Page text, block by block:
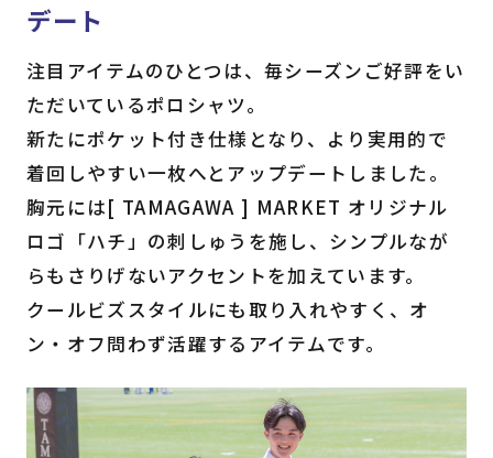
デート
注目アイテムのひとつは、毎シーズンご好評をい
ただいているポロシャツ。
新たにポケット付き仕様となり、より実用的で
着回しやすい一枚へとアップデートしました。
胸元には[ TAMAGAWA ] MARKET オリジナル
ロゴ「ハチ」の刺しゅうを施し、シンプルなが
らもさりげないアクセントを加えています。
クールビズスタイルにも取り入れやすく、オ
ン・オフ問わず活躍するアイテムです。